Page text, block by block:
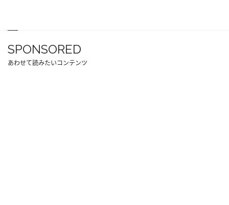
SPONSORED
あわせて読みたいコンテンツ